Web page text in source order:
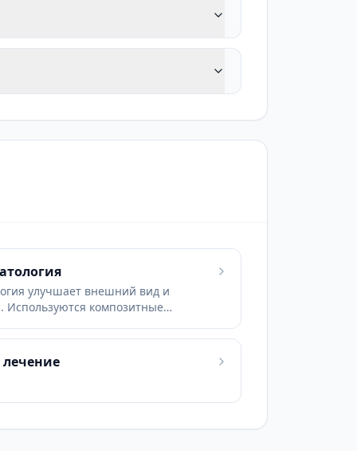
улучшает внешний вид и
Используются композитные
коронки.